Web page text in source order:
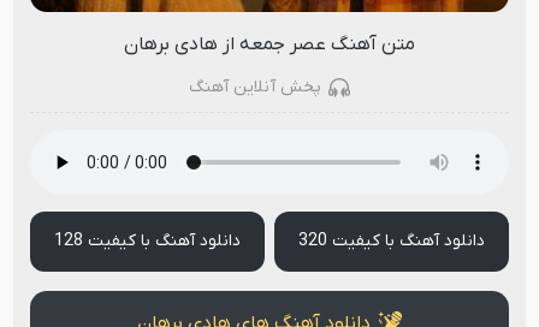
متن آهنگ عصر جمعه از هادی برهان
پخش آنلاین آهنگ
دانلود آهنگ با کیفیت 320 دانلود آهنگ با کیفیت 128